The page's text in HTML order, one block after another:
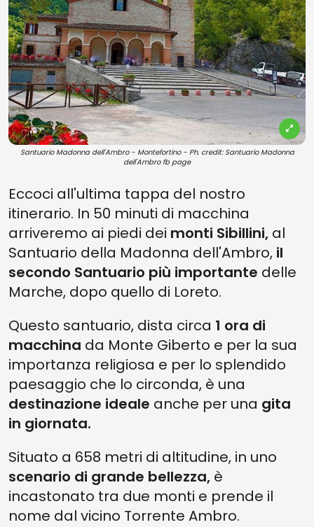
Santuario Madonna dell'Ambro - Montefortino - Ph. credit: Santuario Madonna
dell'Ambro fb page
Eccoci all'ultima tappa del nostro
itinerario. In 50 minuti di macchina
arriveremo ai piedi dei monti Sibillini, al
Santuario della Madonna dell'Ambro, il
secondo Santuario più importante delle
Marche, dopo quello di Loreto.
Questo santuario, dista circa 1 ora di
macchina da Monte Giberto e per la sua
importanza religiosa e per lo splendido
paesaggio che lo circonda, è una
destinazione ideale anche per una gita
in giornata.
Situato a 658 metri di altitudine, in uno
scenario di grande bellezza, è
incastonato tra due monti e prende il
nome dal vicino Torrente Ambro.